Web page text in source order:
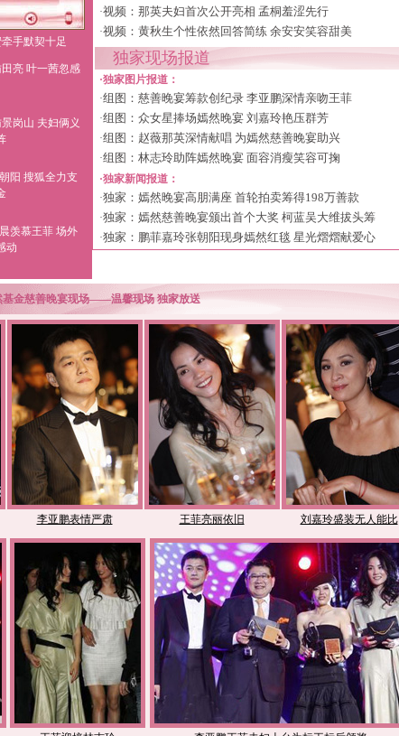
手默契十足
田亮 叶一茜忽感
岗山 夫妇俩义
阳 搜狐全力支
羡慕王菲 场外
动
·视频：那英夫妇首次公开亮相 孟桐羞涩先行
·视频：黄秋生个性依然回答简练 余安安笑容甜美
独家现场报道
·独家图片报道：
·组图：慈善晚宴筹款创纪录 李亚鹏深情亲吻王菲
·组图：众女星捧场嫣然晚宴 刘嘉玲艳压群芳
·组图：赵薇那英深情献唱 为嫣然慈善晚宴助兴
·组图：林志玲助阵嫣然晚宴 面容消瘦笑容可掬
·独家新闻报道：
·独家：嫣然晚宴高朋满座 首轮拍卖筹得198万善款
·独家：嫣然慈善晚宴颁出首个大奖 柯蓝吴大维拔头筹
·独家：鹏菲嘉玲张朝阳现身嫣然红毯 星光熠熠献爱心
基金慈善晚宴现场——温馨现场 独家放送
李亚鹏表情严肃 王菲亮丽依旧 刘嘉玲盛装无人能比